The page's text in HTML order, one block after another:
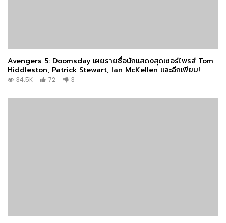
Avengers 5: Doomsday เผยรายชื่อนักแสดงสุดเซอร์ไพรส์ Tom
Hiddleston, Patrick Stewart, Ian McKellen และอีกเพียบ!
34.5K 72 3